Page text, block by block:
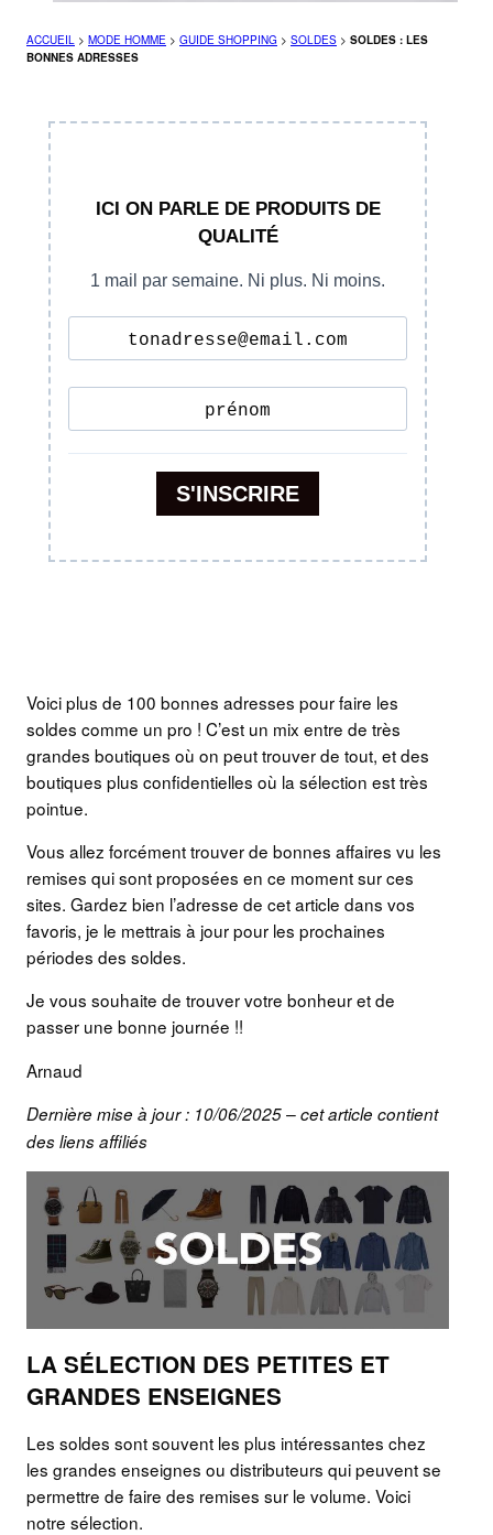
ACCUEIL > MODE HOMME > GUIDE SHOPPING > SOLDES > SOLDES : LES
BONNES ADRESSES
Voici plus de 100 bonnes adresses pour faire les
soldes comme un pro ! C’est un mix entre de très
grandes boutiques où on peut trouver de tout, et des
boutiques plus confidentielles où la sélection est très
pointue.
Vous allez forcément trouver de bonnes affaires vu les
remises qui sont proposées en ce moment sur ces
sites. Gardez bien l’adresse de cet article dans vos
favoris, je le mettrais à jour pour les prochaines
périodes des soldes.
Je vous souhaite de trouver votre bonheur et de
passer une bonne journée !!
Arnaud
Dernière mise à jour : 10/06/2025 – cet article contient
des liens affiliés
LA SÉLECTION DES PETITES ET
GRANDES ENSEIGNES
Les soldes sont souvent les plus intéressantes chez
les grandes enseignes ou distributeurs qui peuvent se
permettre de faire des remises sur le volume. Voici
notre sélection.